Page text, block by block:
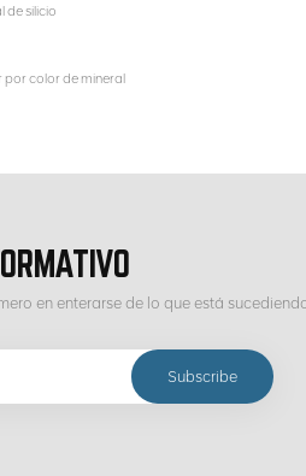
de silicio
por color de mineral
en enterarse de lo que está